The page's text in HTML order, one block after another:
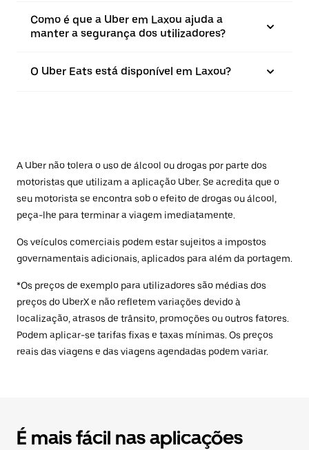
Como é que a Uber em Laxou ajuda a
manter a segurança dos utilizadores?
O Uber Eats está disponível em Laxou?
A Uber não tolera o uso de álcool ou drogas por parte dos
motoristas que utilizam a aplicação Uber. Se acredita que o
seu motorista se encontra sob o efeito de drogas ou álcool,
peça-lhe para terminar a viagem imediatamente.
Os veículos comerciais podem estar sujeitos a impostos
governamentais adicionais, aplicados para além da portagem.
*Os preços de exemplo para utilizadores são médias dos
preços do UberX e não refletem variações devido à
localização, atrasos de trânsito, promoções ou outros fatores.
Podem aplicar-se tarifas fixas e taxas mínimas. Os preços
reais das viagens e das viagens agendadas podem variar.
É mais fácil nas aplicações